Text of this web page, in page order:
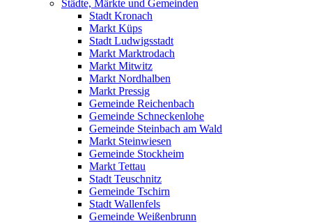
Städte, Märkte und Gemeinden
Stadt Kronach
Markt Küps
Stadt Ludwigsstadt
Markt Marktrodach
Markt Mitwitz
Markt Nordhalben
Markt Pressig
Gemeinde Reichenbach
Gemeinde Schneckenlohe
Gemeinde Steinbach am Wald
Markt Steinwiesen
Gemeinde Stockheim
Markt Tettau
Stadt Teuschnitz
Gemeinde Tschirn
Stadt Wallenfels
Gemeinde Weißenbrunn